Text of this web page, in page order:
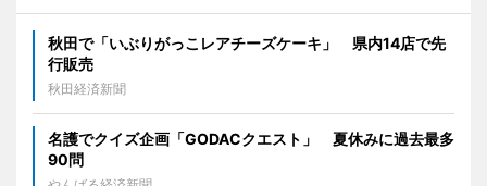
秋田で「いぶりがっこレアチーズケーキ」 県内14店で先
行販売
秋田経済新聞
名護でクイズ企画「GODACクエスト」 夏休みに過去最多
90問